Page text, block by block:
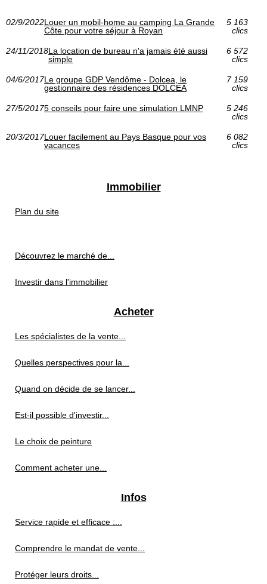
02/9/2022Louer un mobil-home au camping La Grande
Côte pour votre séjour à Royan
5 163
clics
24/11/2018La location de bureau n'a jamais été aussi
simple
6 572
clics
04/6/2017Le groupe GDP Vendôme - Dolcea, le
gestionnaire des résidences DOLCEA
7 159
clics
27/5/20175 conseils pour faire une simulation LMNP
5 246
clics
20/3/2017Louer facilement au Pays Basque pour vos
vacances
6 082
clics
Immobilier
Plan du site
Découvrez le marché de...
Investir dans l'immobilier
Acheter
Les spécialistes de la vente...
Quelles perspectives pour la...
Quand on décide de se lancer...
Est-il possible d'investir...
Le choix de peinture
Comment acheter une...
Infos
Service rapide et efficace :...
Comprendre le mandat de vente...
Protéger leurs droits...